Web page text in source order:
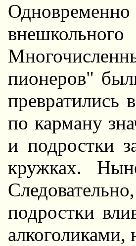
пионеров"
превратились
по карману
и подростки
кружках.
подростки
алкоголиками,